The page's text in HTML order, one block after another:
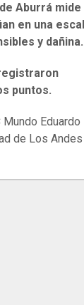
Aburrá mide
en una
y dañina.
puntos.
Eduardo
de Los